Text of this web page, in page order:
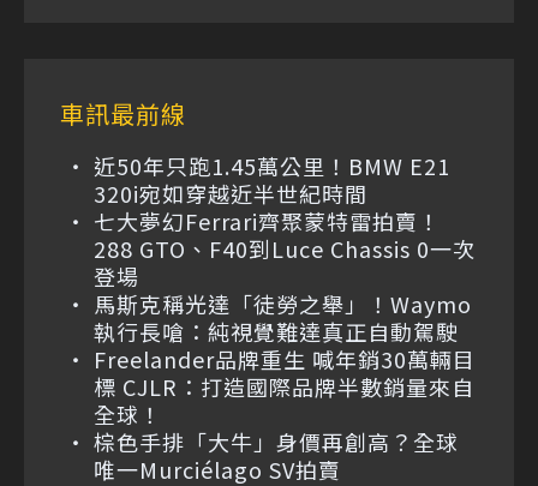
車訊最前線
近50年只跑1.45萬公里！BMW E21
320i宛如穿越近半世紀時間
七大夢幻Ferrari齊聚蒙特雷拍賣！
288 GTO、F40到Luce Chassis 0一次
登場
馬斯克稱光達「徒勞之舉」！Waymo
執行長嗆：純視覺難達真正自動駕駛
Freelander品牌重生 喊年銷30萬輛目
標 CJLR：打造國際品牌半數銷量來自
全球！
棕色手排「大牛」身價再創高？全球
唯一Murciélago SV拍賣